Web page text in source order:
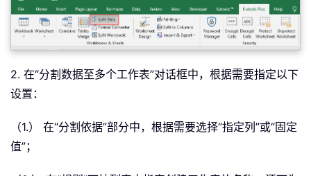
2. 在“分割数据至多个工作表”对话框中，根据需要指定以下
设置：
（1.） 在“分割依据”部分中，根据需要选择“指定列”或“固定
值”；